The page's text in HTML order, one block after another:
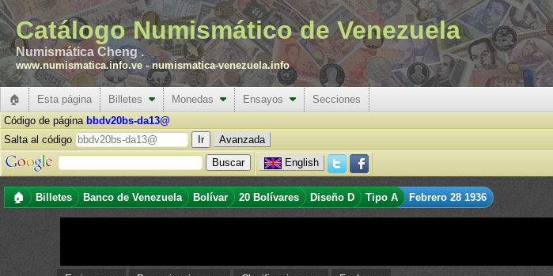
Catálogo Numismático de Venezuela
Numismática Cheng .
www.numismatica.info.ve -numismatica-venezuela.info
🏠 Esta página Billetes Monedas Ensayos
Secciones
Código de página bbdv20bs-da13@
Salta al código
Avanzada
English
🏠 Billetes Banco de Venezuela Bolívar 20 Bolívares Diseño D Tipo A Febrero 28 1936